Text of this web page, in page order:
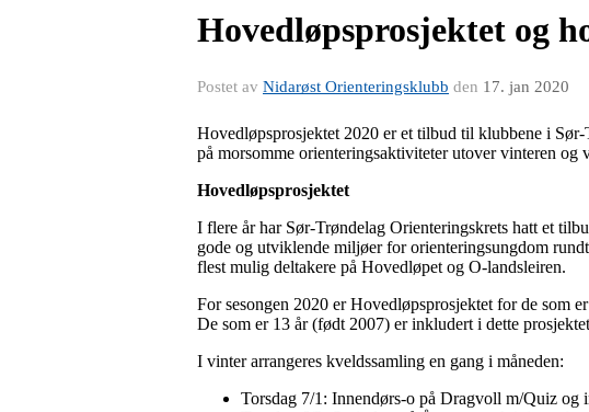
Hovedløpsprosjektet og
Postet av Nidarøst Orienteringsklubb den 17. jan 2020
Hovedløpsprosjektet 2020 er et tilbud til klubbene i
på morsomme orienteringsaktiviteter utover vinteren og
Hovedløpsprosjektet
I flere år har Sør-Trøndelag Orienteringskrets hatt et
gode og utviklende miljøer for orienteringsungdom
flest mulig deltakere på Hovedløpet og O-landsleiren.
For sesongen 2020 er Hovedløpsprosjektet for de som
De som er 13 år (født 2007) er inkludert i dette
I vinter arrangeres kveldssamling en gang i måneden:
Torsdag 7/1: Innendørs-o på Dragvoll m/Quiz og